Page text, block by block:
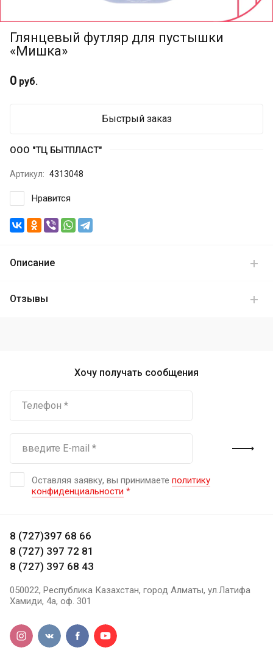
Глянцевый футляр для пустышки
«Мишка»
0 руб.
Быстрый заказ
ООО "ТЦ БЫТПЛАСТ"
Артикул: 4313048
Нравится
Описание
Отзывы
Хочу получать сообщения
Оставляя заявку, вы принимаете политику
конфиденциальности *
8 (727)397 68 66
8 (727) 397 72 81
8 (727) 397 68 43
050022, Республика Казахстан, город Алматы, ул.Латифа
Хамиди, 4а, оф. 301